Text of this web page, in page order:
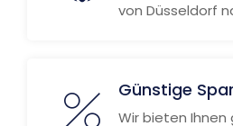
von Düsseldorf
Günstige
Wir bieten